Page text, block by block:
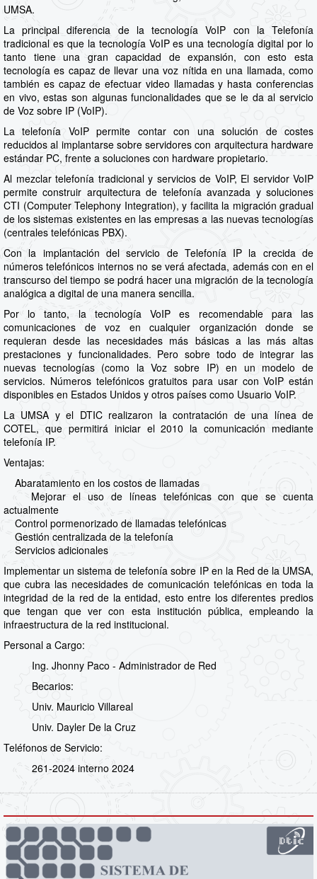
UMSA.
La principal diferencia de la tecnología VoIP con la Telefonía
tradicional es que la tecnología VoIP es una tecnología digital por lo
tanto tiene una gran capacidad de expansión, con esto esta
tecnología es capaz de llevar una voz nítida en una llamada, como
también es capaz de efectuar video llamadas y hasta conferencias
en vivo, estas son algunas funcionalidades que se le da al servicio
de Voz sobre IP (VoIP).
La telefonía VoIP permite contar con una solución de costes
reducidos al implantarse sobre servidores con arquitectura hardware
estándar PC, frente a soluciones con hardware propietario.
Al mezclar telefonía tradicional y servicios de VoIP, El servidor VoIP
permite construir arquitectura de telefonía avanzada y soluciones
CTI (Computer Telephony Integration), y facilita la migración gradual
de los sistemas existentes en las empresas a las nuevas tecnologías
(centrales telefónicas PBX).
Con la implantación del servicio de Telefonía IP la crecida de
números telefónicos internos no se verá afectada, además con en el
transcurso del tiempo se podrá hacer una migración de la tecnología
analógica a digital de una manera sencilla.
Por lo tanto, la tecnología VoIP es recomendable para las
comunicaciones de voz en cualquier organización donde se
requieran desde las necesidades más básicas a las más altas
prestaciones y funcionalidades. Pero sobre todo de integrar las
nuevas tecnologías (como la Voz sobre IP) en un modelo de
servicios. Números telefónicos gratuitos para usar con VoIP están
disponibles en Estados Unidos y otros países como Usuario VoIP.
La UMSA y el DTIC realizaron la contratación de una línea de
COTEL, que permitirá iniciar el 2010 la comunicación mediante
telefonía IP.
Ventajas:
Abaratamiento en los costos de llamadas
Mejorar el uso de líneas telefónicas con que se cuenta
actualmente
Control pormenorizado de llamadas telefónicas
Gestión centralizada de la telefonía
Servicios adicionales
Implementar un sistema de telefonía sobre IP en la Red de la UMSA,
que cubra las necesidades de comunicación telefónicas en toda la
integridad de la red de la entidad, esto entre los diferentes predios
que tengan que ver con esta institución pública, empleando la
infraestructura de la red institucional.
Personal a Cargo:
Ing. Jhonny Paco - Administrador de Red
Becarios:
Univ. Mauricio Villareal
Univ. Dayler De la Cruz
Teléfonos de Servicio:
261-2024 interno 2024